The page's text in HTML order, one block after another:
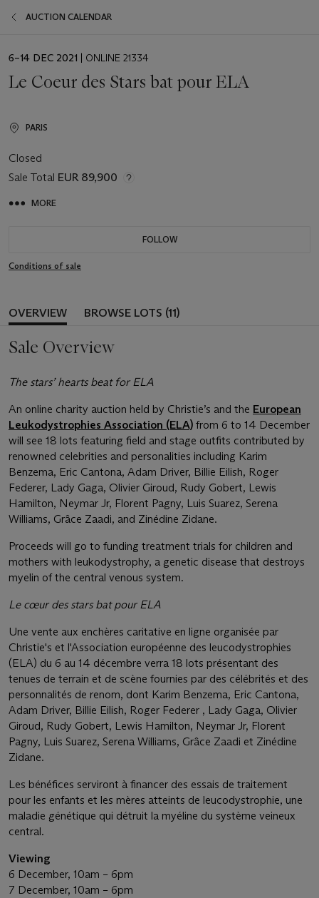
AUCTION CALENDAR
EVENT
6–14 DEC 2021 | ONLINE 21334
Le Coeur des Stars bat pour ELA
PARIS
Closed
Sale Total EUR 89,900
MORE
FOLLOW
Conditions of sale
OVERVIEW BROWSE LOTS (11)
Sale Overview
The stars’ hearts beat for ELA
An online charity auction held by Christie’s and the European
Leukodystrophies Association (ELA) from 6 to 14 December
will see 18 lots featuring field and stage outfits contributed by
renowned celebrities and personalities including Karim
Benzema, Eric Cantona, Adam Driver, Billie Eilish, Roger
Federer, Lady Gaga, Olivier Giroud, Rudy Gobert, Lewis
Hamilton, Neymar Jr, Florent Pagny, Luis Suarez, Serena
Williams, Grâce Zaadi, and Zinédine Zidane.
Proceeds will go to funding treatment trials for children and
mothers with leukodystrophy, a genetic disease that destroys
myelin of the central venous system.
Le cœur des stars bat pour ELA
Une vente aux enchères caritative en ligne organisée par
Christie's et l'Association européenne des leucodystrophies
(ELA) du 6 au 14 décembre verra 18 lots présentant des
tenues de terrain et de scène fournies par des célébrités et des
personnalités de renom, dont Karim Benzema, Eric Cantona,
Adam Driver, Billie Eilish, Roger Federer , Lady Gaga, Olivier
Giroud, Rudy Gobert, Lewis Hamilton, Neymar Jr, Florent
Pagny, Luis Suarez, Serena Williams, Grâce Zaadi et Zinédine
Zidane.
Les bénéfices serviront à financer des essais de traitement
pour les enfants et les mères atteints de leucodystrophie, une
maladie génétique qui détruit la myéline du système veineux
central.
Viewing
6 December, 10am – 6pm
7 December, 10am – 6pm